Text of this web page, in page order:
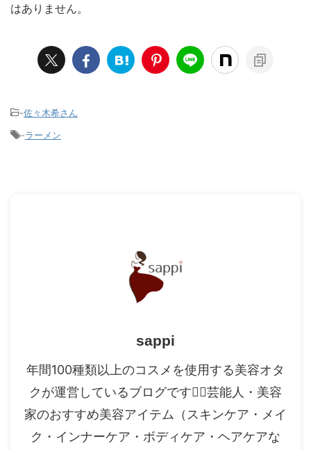
はありません。
-佐々木希さん
-ラーメン
sappi
年間100種類以上のコスメを使用する美容オタ
クが運営しているブログです✍🏻芸能人・美容
家のおすすめ美容アイテム（スキンケア・メイ
ク・インナーケア・ボディケア・ヘアケアな